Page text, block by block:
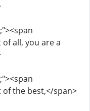
all, you are a
the best,</span>